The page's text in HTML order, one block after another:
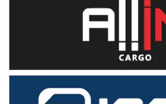
COBERTURA ESPECIAL DE E-KART.COM.AR
IAME SERIES ARGENTINA 6
KDO - F6
Ciudad de Trenque Lauquen (Asfalto)